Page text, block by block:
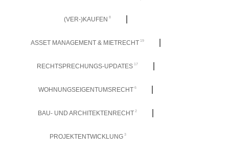
(VER-)KAUFEN 8
ASSET MANAGEMENT & MIETRECHT 19
RECHTSPRECHUNGS-UPDATES 17
WOHNUNGSEIGENTUMSRECHT 6
BAU- UND ARCHITEKTENRECHT 2
PROJEKTENTWICKLUNG 3